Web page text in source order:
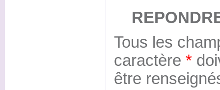
Tous les
caractère *
être